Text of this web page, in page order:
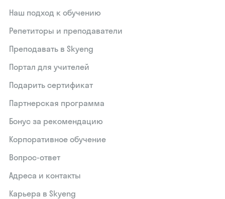
Наш подход к обучению
Репетиторы и преподаватели
Преподавать в Skyeng
Портал для учителей
Подарить сертификат
Партнерская программа
Бонус за рекомендацию
Корпоративное обучение
Вопрос-ответ
Адреса и контакты
Карьера в Skyeng